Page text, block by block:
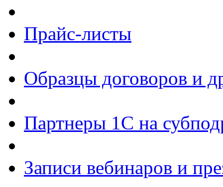
Прайс-листы
Образцы договоров и
Партнеры 1С на
Записи вебинаров и